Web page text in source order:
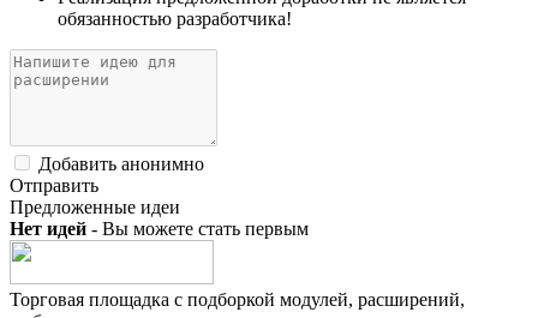
обязанностью разработчика!
Добавить анонимно
Отправить
Предложенные идеи
Нет идей - Вы можете стать первым
Торговая площадка с подборкой модулей, расширений,